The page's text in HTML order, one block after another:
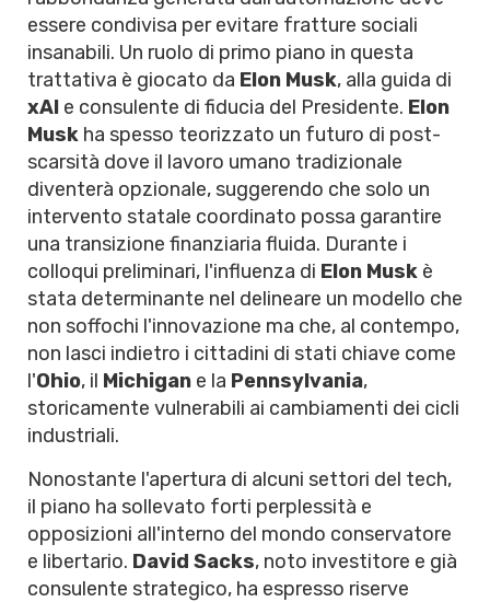
essere condivisa per evitare fratture sociali
insanabili. Un ruolo di primo piano in questa
trattativa è giocato da Elon Musk, alla guida di
xAI e consulente di fiducia del Presidente. Elon
Musk ha spesso teorizzato un futuro di post-
scarsità dove il lavoro umano tradizionale
diventerà opzionale, suggerendo che solo un
intervento statale coordinato possa garantire
una transizione finanziaria fluida. Durante i
colloqui preliminari, l'influenza di Elon Musk è
stata determinante nel delineare un modello che
non soffochi l'innovazione ma che, al contempo,
non lasci indietro i cittadini di stati chiave come
l'Ohio, il Michigan e la Pennsylvania,
storicamente vulnerabili ai cambiamenti dei cicli
industriali.
Nonostante l'apertura di alcuni settori del tech,
il piano ha sollevato forti perplessità e
opposizioni all'interno del mondo conservatore
e libertario. David Sacks, noto investitore e già
consulente strategico, ha espresso riserve